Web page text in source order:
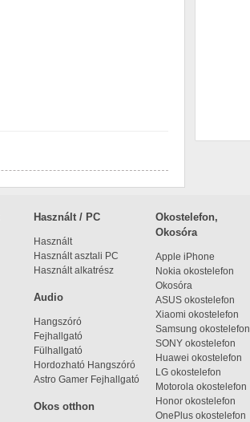
Használt / PC
Használt
Használt asztali PC
Használt alkatrész
Okostelefon,
Okosóra
Apple iPhone
Nokia okostelefon
Okosóra
ASUS okostelefon
Xiaomi okostelefon
Samsung okostelefon
SONY okostelefon
Huawei okostelefon
LG okostelefon
Motorola okostelefon
Honor okostelefon
OnePlus okostelefon
Audio
Hangszóró
Fejhallgató
Fülhallgató
Hordozható Hangszóró
Astro Gamer Fejhallgató
Okos otthon